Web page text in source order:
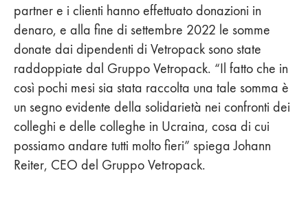
partner e i clienti hanno effettuato donazioni in
denaro, e alla fine di settembre 2022 le somme
donate dai dipendenti di Vetropack sono state
raddoppiate dal Gruppo Vetropack. “Il fatto che in
così pochi mesi sia stata raccolta una tale somma è
un segno evidente della solidarietà nei confronti dei
colleghi e delle colleghe in Ucraina, cosa di cui
possiamo andare tutti molto fieri” spiega Johann
Reiter, CEO del Gruppo Vetropack.